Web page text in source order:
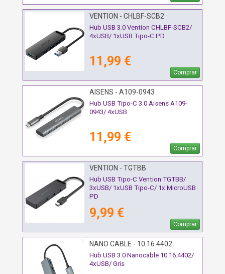
VENTION - CHLBF-SCB2
Hub USB 3.0 Vention CHLBF-SCB2/
4xUSB/ 1xUSB Tipo-C PD
11,99 €
Comprar
AISENS - A109-0943
Hub USB Tipo-C 3.0 Aisens A109-
0943/ 4xUSB
11,99 €
Comprar
VENTION - TGTBB
Hub USB Tipo-C Vention TGTBB/
3xUSB/ 1xUSB Tipo-C/ 1x MicroUSB
PD
9,99 €
Comprar
NANO CABLE - 10.16.4402
Hub USB 3.0 Nanocable 10.16.4402/
4xUSB/ Gris